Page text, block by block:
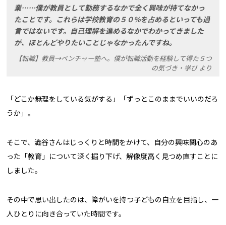
業……僕が教員として勤務するなかで全く興味が持てなかっ
たことです。これらは学校教育の５０%を占めるといっても過
言ではないです。自己理解を進めるなかでわかってきました
が、ほとんどやりたいことじゃなかったんですね。
【転職】教員→ベンチャー塾へ。僕が転職活動を経験して得た５つ
の気づき・学び より
「どこか無理をしている気がする」「ずっとこのままでいいのだろ
うか」。
そこで、澁谷さんはじっくりと時間をかけて、自分の興味関心のあ
った「教育」について深く掘り下げ、解像度高く見つめ直すことに
しました。
その中で思い出したのは、障がいを持つ子どもの自立を目指し、一
人ひとりに向き合っていた時間です。